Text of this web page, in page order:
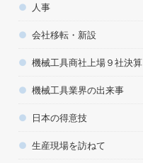
人事
会社移転・新設
機械工具商社上場９社決算
機械工具業界の出来事
日本の得意技
生産現場を訪ねて